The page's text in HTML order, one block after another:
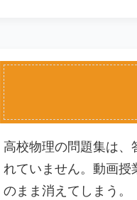
高校物理の問題集は
れていません。動画
のまま消えてしまう。